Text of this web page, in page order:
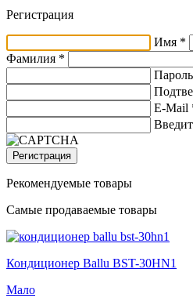
Регистрация
Имя *
Фамилия *
E-Mail
Регистрация
Рекомендуемые товары
Самые продаваемые товары
Кондиционер Ballu BST-30HN1
Мало